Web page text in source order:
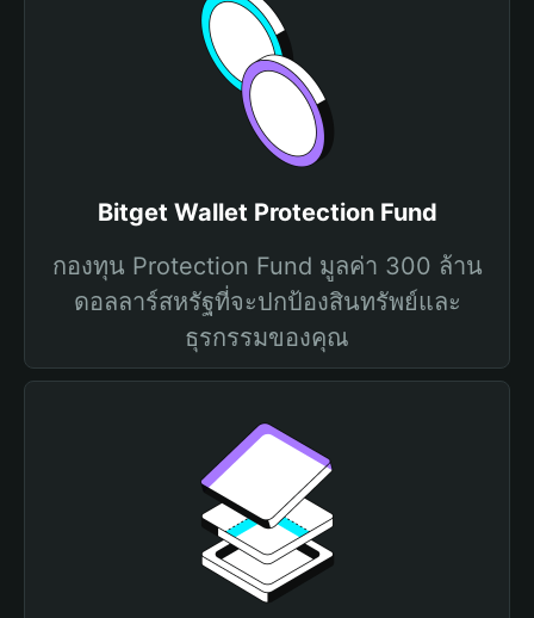
Bitget Wallet Protection Fund
กองทุน Protection Fund มูลค่า 300 ล้าน
ดอลลาร์สหรัฐที่จะปกป้องสินทรัพย์และ
ธุรกรรมของคุณ